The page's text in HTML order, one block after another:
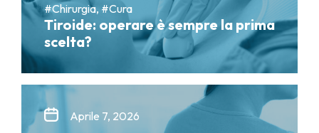
#Chirurgia, #Cura
Tiroide: operare è sempre la prima
scelta?
Aprile 7, 2026